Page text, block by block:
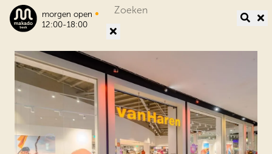
morgen open •
12:00-18:00